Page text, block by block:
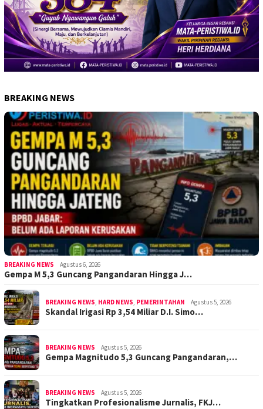
BREAKING NEWS
BREAKING NEWS Agustus 6, 2026
Gempa M 5,3 Guncang Pangandaran Hingga J…
BREAKING NEWS, HARD NEWS, PEMERINTAHAN Agustus 5, 2026
Skandal Irigasi Rp 3,54 Miliar D.I. Simo…
BREAKING NEWS Agustus 5, 2026
Gempa Magnitudo 5,3 Guncang Pangandaran,…
BREAKING NEWS Agustus 5, 2026
Tingkatkan Profesionalisme Jurnalis, FKJ…